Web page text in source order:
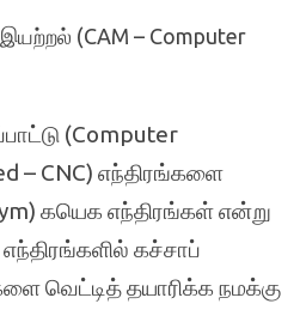
(CAM – Computer
(Computer
– CNC) எந்திரங்களை
கயெக எந்திரங்கள் என்று
கச்சாப்
வெட்டித் தயாரிக்க நமக்கு